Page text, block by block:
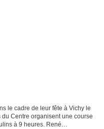
le cadre de leur fête à Vichy le
Centre organisent une course
à 9 heures. René